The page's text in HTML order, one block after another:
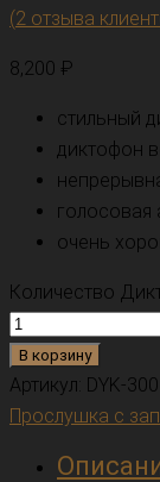
(2 отзыва
8,200 ₽
стильный
диктофон
голосовая
очень
Количество
В корзину
Артикул: DYK-300
Прослушка с